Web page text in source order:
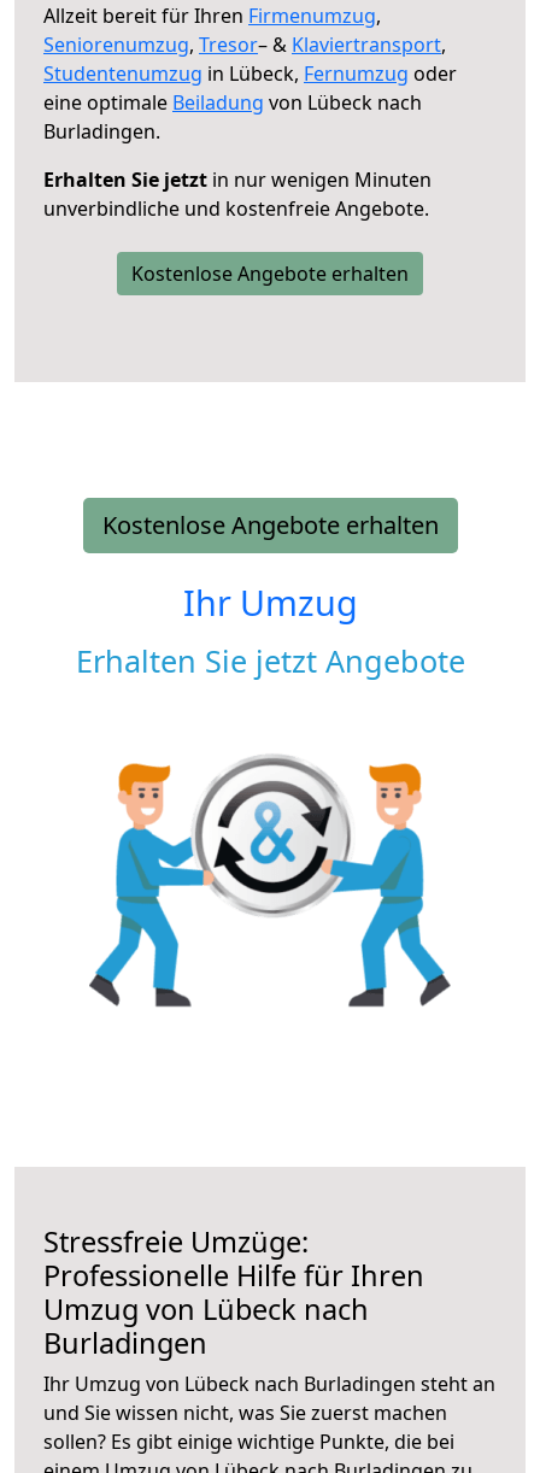
Allzeit bereit für Ihren Firmenumzug,
Seniorenumzug, Tresor– & Klaviertransport,
Studentenumzug in Lübeck, Fernumzug oder
eine optimale Beiladung von Lübeck nach
Burladingen.
Erhalten Sie jetzt in nur wenigen Minuten
unverbindliche und kostenfreie Angebote.
Kostenlose Angebote erhalten
Kostenlose Angebote erhalten
Ihr Umzug
Erhalten Sie jetzt Angebote
Stressfreie Umzüge:
Professionelle Hilfe für Ihren
Umzug von Lübeck nach
Burladingen
Ihr Umzug von Lübeck nach Burladingen steht an
und Sie wissen nicht, was Sie zuerst machen
sollen? Es gibt einige wichtige Punkte, die bei